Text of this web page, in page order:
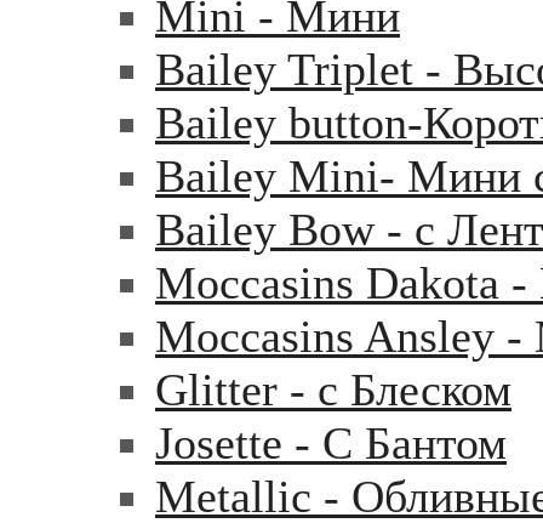
Mini - Mини
Bailey Triplet -
Bailey button-
Bailey Mini- Мини
Bailey Bow - с
Moccasins Dakota
Moccasins Ansley
Glitter - с Блеском
Josette - С Бантом
Metallic -